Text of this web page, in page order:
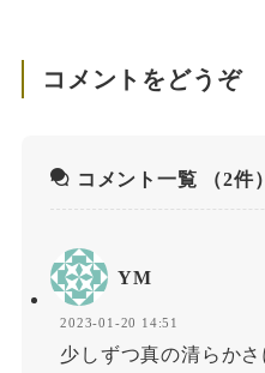
コメントをどうぞ
コメント一覧 （2件）
YM
2023-01-20 14:51
少しずつ真の清らか